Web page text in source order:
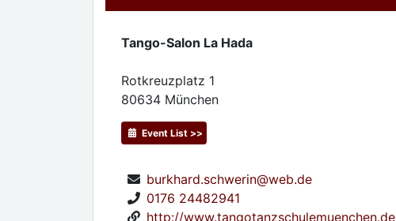
Tango-Salon La Hada
Rotkreuzplatz 1
80634 München
Event List >>
burkhard.schwerin@web.de
0176 24482941
http://www.tangotanzschulemuenchen.de